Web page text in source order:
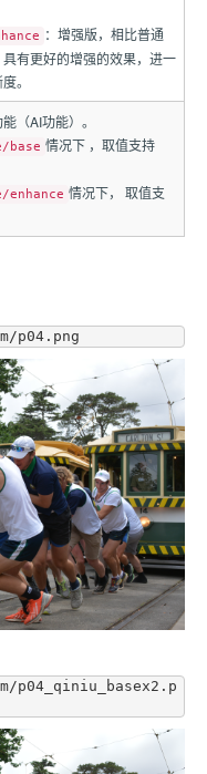
：增强版，相比普通
有更好的增强的效果，进一
。
（AI功能）。
base 情况下 ，取值支持
enhance 情况下， 取值支